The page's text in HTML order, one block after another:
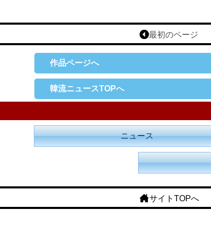
最初のページ
作品ページへ
韓流ニュースTOPへ
ニュース
サイトTOPへ